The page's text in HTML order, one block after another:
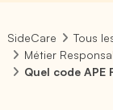
SideCare
Tous
Métier
Quel code